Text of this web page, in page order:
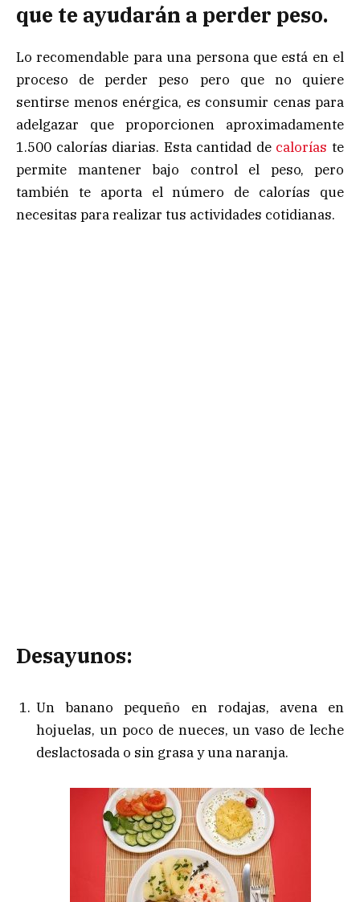
que te ayudarán a perder peso.
Lo recomendable para una persona que está en el
proceso de perder peso pero que no quiere
sentirse menos enérgica, es consumir cenas para
adelgazar que proporcionen aproximadamente
1.500 calorías diarias. Esta cantidad de calorías te
permite mantener bajo control el peso, pero
también te aporta el número de calorías que
necesitas para realizar tus actividades cotidianas.
Desayunos:
Un banano pequeño en rodajas, avena en
hojuelas, un poco de nueces, un vaso de leche
deslactosada o sin grasa y una naranja.